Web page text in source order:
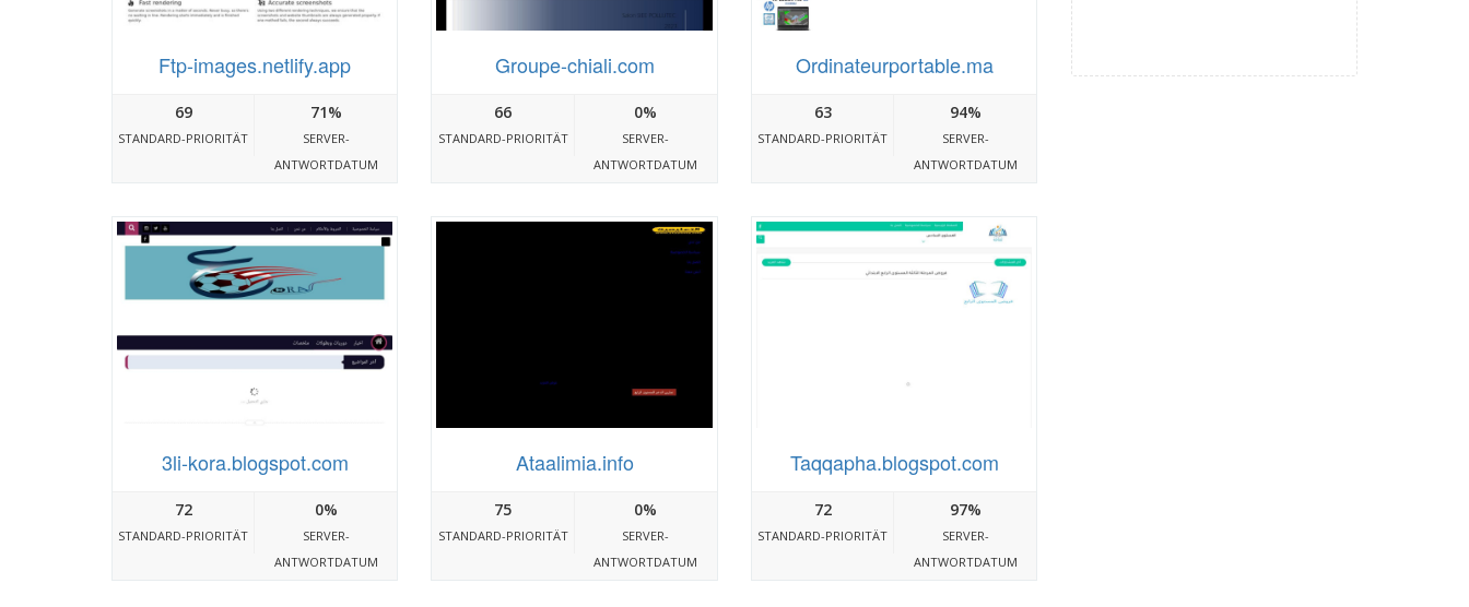
Ftp-images.netlify.app
69
STANDARD-PRIORITÄT
71%
SERVER-
ANTWORTDATUM
Groupe-chiali.com
66
STANDARD-PRIORITÄT
0%
SERVER-
ANTWORTDATUM
Ordinateurportable.ma
63
STANDARD-PRIORITÄT
94%
SERVER-
ANTWORTDATUM
3li-kora.blogspot.com
72
STANDARD-PRIORITÄT
0%
SERVER-
ANTWORTDATUM
Ataalimia.info
75
STANDARD-PRIORITÄT
0%
SERVER-
ANTWORTDATUM
Taqqapha.blogspot.com
72
STANDARD-PRIORITÄT
97%
SERVER-
ANTWORTDATUM